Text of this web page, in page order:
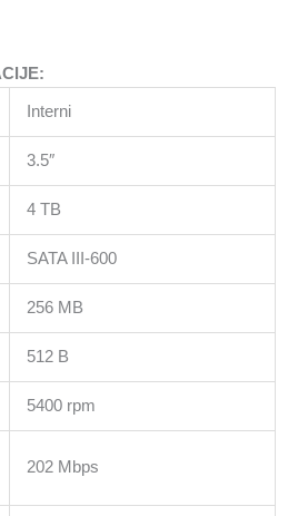
Interni
3.5″
4 TB
SATA III-600
256 MB
512 B
5400 rpm
202 Mbps